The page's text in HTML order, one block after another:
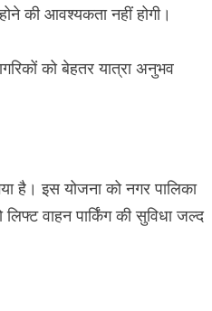
की आवश्यकता नहीं होगी।
को बेहतर यात्रा अनुभव
है। इस योजना को नगर पालिका
वाहन पार्किंग की सुविधा जल्द